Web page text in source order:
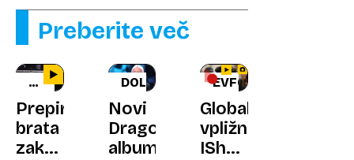
Preberite več
LEGENDARNA
SKUPINA
Prepirljiva
brata
zakopala
DOLAZIŠ
Novi
Dragojevićev
album
EVFORIJA
Globalni
vpližnež
IShowSpeed